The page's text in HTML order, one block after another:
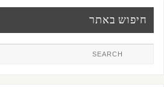
חיפוש באתר